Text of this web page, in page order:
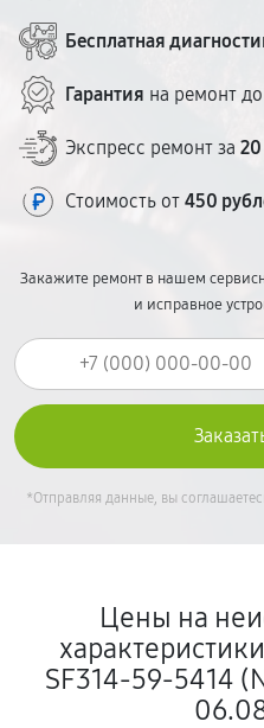
до начала ремонта.
Бесплатная
Гарантия на ремонт
Экспресс ремонт за
Стоимость от 450
Закажите ремонт в нашем
и исправное
*Отправляя данные, вы
Цены на
SF314-59-5414